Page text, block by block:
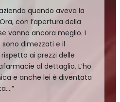
quando aveva la
con l’apertura della
vanno ancora meglio. I
dimezzati e il
ai prezzi delle
al dettaglio. L’ho
e anche lei è diventata